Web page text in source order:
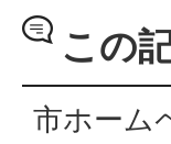
この
市ホーム